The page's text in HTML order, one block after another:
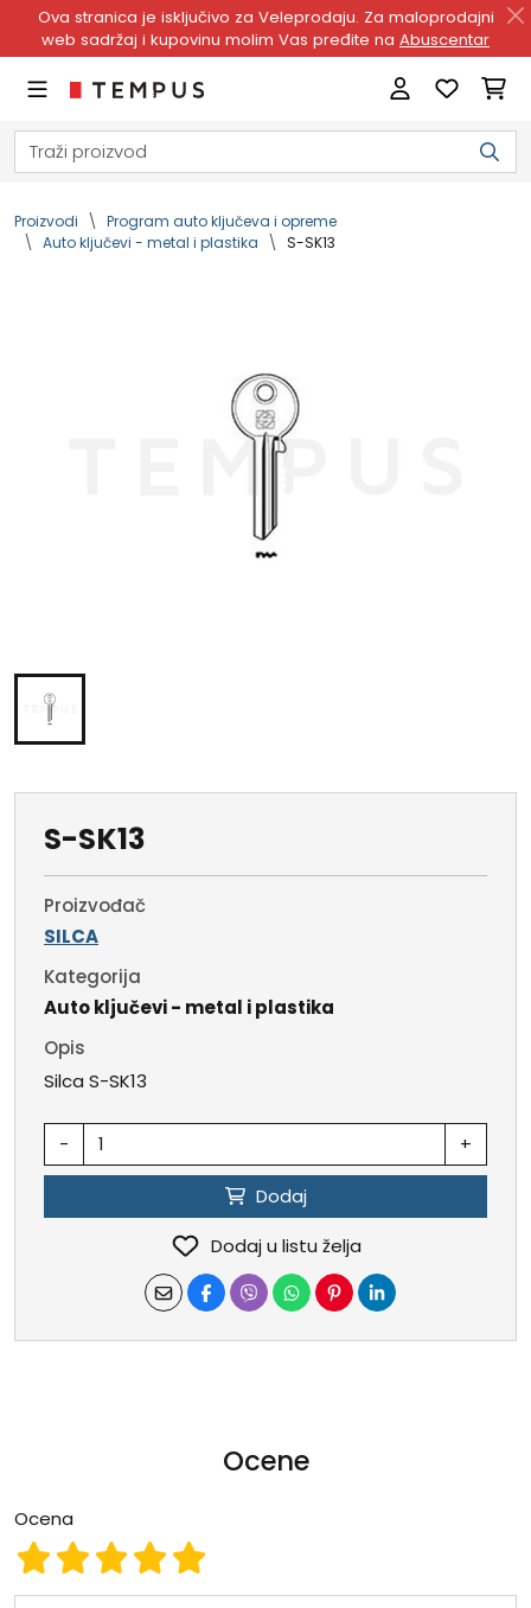
Ova stranica je isključivo za Veleprodaju. Za maloprodajni
web sadržaj i kupovinu molim Vas pređite na Abuscentar
Proizvodi
Program auto ključeva i opreme
Auto ključevi - metal i plastika
S-SK13
S-SK13
Proizvođač
SILCA
Kategorija
Auto ključevi - metal i plastika
Opis
Silca S-SK13
- +
Dodaj
Dodaj u listu želja
Ocene
Ocena
Ocena 5
Ocena 4
Ocena 3
Ocena 2
Ocena 1